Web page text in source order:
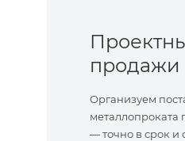
продажи
Организуем
металлопроката
— точно в срок и